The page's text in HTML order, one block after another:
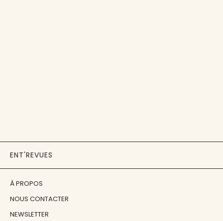
ENT'REVUES
À PROPOS
NOUS CONTACTER
NEWSLETTER